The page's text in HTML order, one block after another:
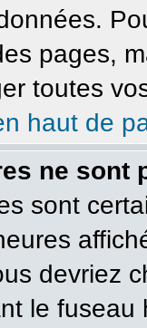
pages,
toutes
haut de
ne sont
sont
devriez
le fuseau